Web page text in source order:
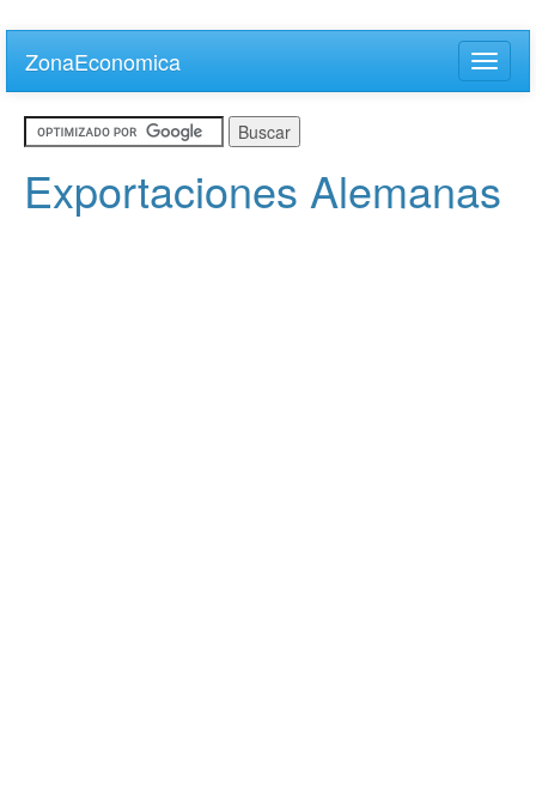
main
content
ZonaEconomica
Toggle
Exportaciones Alemanas